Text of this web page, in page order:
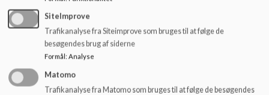
7. Pricip for UV-organisering - vedtaget.pdf
Princip - Mobil, revideret i november 22.pdf
SiteImprove
Trafikanalyse fra Siteimprove som bruges til at følge de
besøgendes brug af siderne
Formål : Analyse
Matomo
Trafikanalyse fra Matomo som bruges til at følge de besøgendes